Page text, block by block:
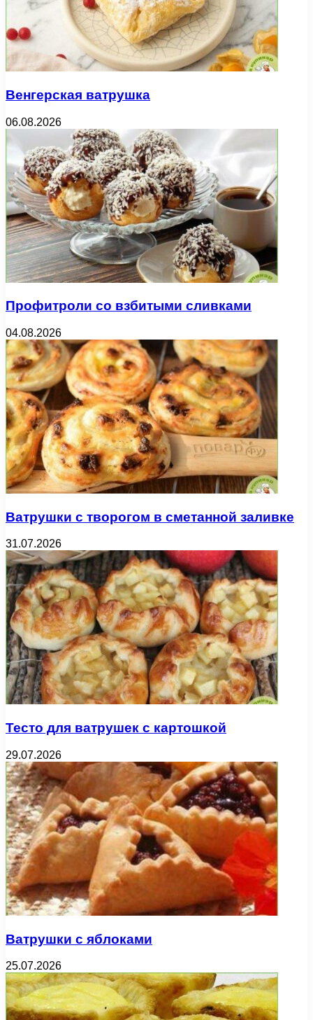
Венгерская ватрушка
06.08.2026
Профитроли со взбитыми сливками
04.08.2026
Ватрушки с творогом в сметанной заливке
31.07.2026
Тесто для ватрушек с картошкой
29.07.2026
Ватрушки с яблоками
25.07.2026